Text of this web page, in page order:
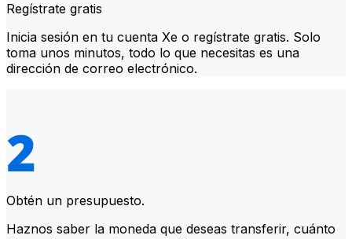
Regístrate gratis
Inicia sesión en tu cuenta Xe o regístrate gratis. Solo
toma unos minutos, todo lo que necesitas es una
dirección de correo electrónico.
Obtén un presupuesto.
Haznos saber la moneda que deseas transferir, cuánto